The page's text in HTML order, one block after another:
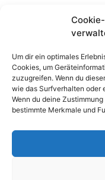
Um dir ein optimales
Cookies, um
zuzugreifen. Wenn du
wie das Surfverhalten oder
Wenn du deine
bestimmte Merkmale und
Ich habe die